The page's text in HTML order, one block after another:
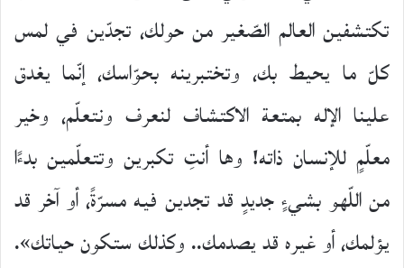
تكتشفين العالم الصّغير من حولك، تجدّين في لمس
كلّ ما يحيط بك، وتختبرينه بحوّاسك، إنّما يغدق
علينا الإله بمتعة الاكتشاف لنعرف ونتعلّم، وخير
معلّمٍ للإنسان ذاته! وها أنتِ تكبرين وتتعلّمين بدءًا
من اللّهو بشيءٍ جديدٍ قد تجدين فيه مسرّةً، أو آخر قد
يؤلمك، أو غيره قد يصدمك.. وكذلك ستكون حياتك».